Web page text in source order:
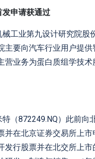
申请获通过
工业第九设计研究院股
主要向汽车行业用户提
营业务为蛋白质组学技
（872249.NQ）此前向
并在北京证券交易所上
发行股票并在北交所上